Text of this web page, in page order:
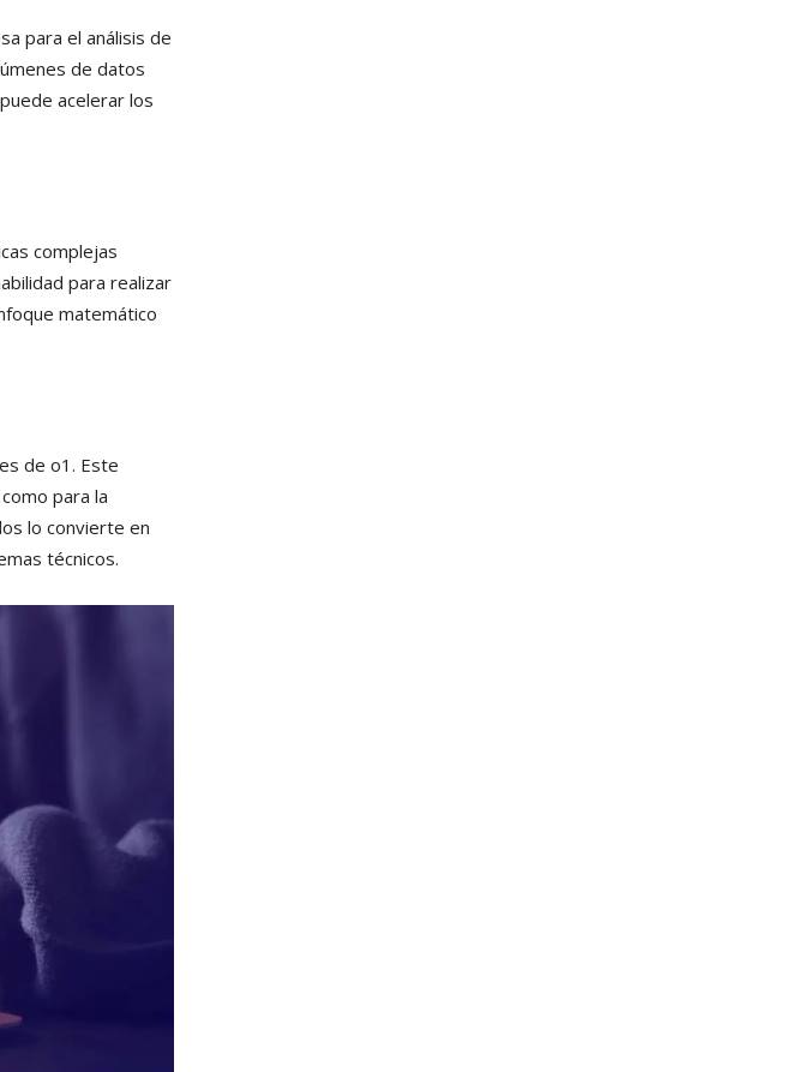
para el análisis de
de datos
acelerar los
complejas
para realizar
matemático
de o1. Este
para la
lo convierte en
técnicos.